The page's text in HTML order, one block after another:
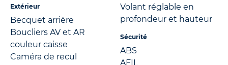
Extérieur
Becquet arrière
Boucliers AV et AR
couleur caisse
Caméra de recul
Volant réglable en
profondeur et hauteur
Sécurité
ABS
AFIL